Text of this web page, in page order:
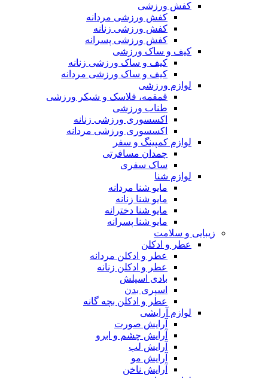
کفش ورزشی
کفش ورزشی مردانه
کفش ورزشی زنانه
کفش ورزشی پسرانه
کیف و ساک ورزشی
کیف و ساک ورزشی زنانه
کیف و ساک ورزشی مردانه
لوازم ورزشی
قمقمه، فلاسک و شیکر ورزشی
طناب ورزشی
اکسسوری ورزشی زنانه
اکسسوری ورزشی مردانه
لوازم کمپینگ و سفر
چمدان مسافرتی
ساک سفری
لوازم شنا
مایو شنا مردانه
مایو شنا زنانه
مایو شنا دخترانه
مایو شنا پسرانه
زیبایی و سلامت
عطر و ادکلن
عطر و ادکلن مردانه
عطر و ادکلن زنانه
بادی اسپلش
اسپری بدن
عطر و ادکلن بچه گانه
لوازم آرایشی
آرایش صورت
آرایش چشم و ابرو
آرایش لب
آرایش مو
آرایش ناخن